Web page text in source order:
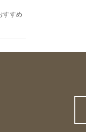
すすめ